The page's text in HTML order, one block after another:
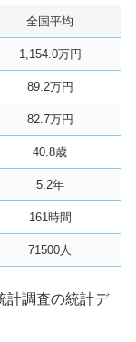
全国平均
1,154.0万円
89.2万円
82.7万円
40.8歳
5.2年
161時間
71500人
計調査の統計デ